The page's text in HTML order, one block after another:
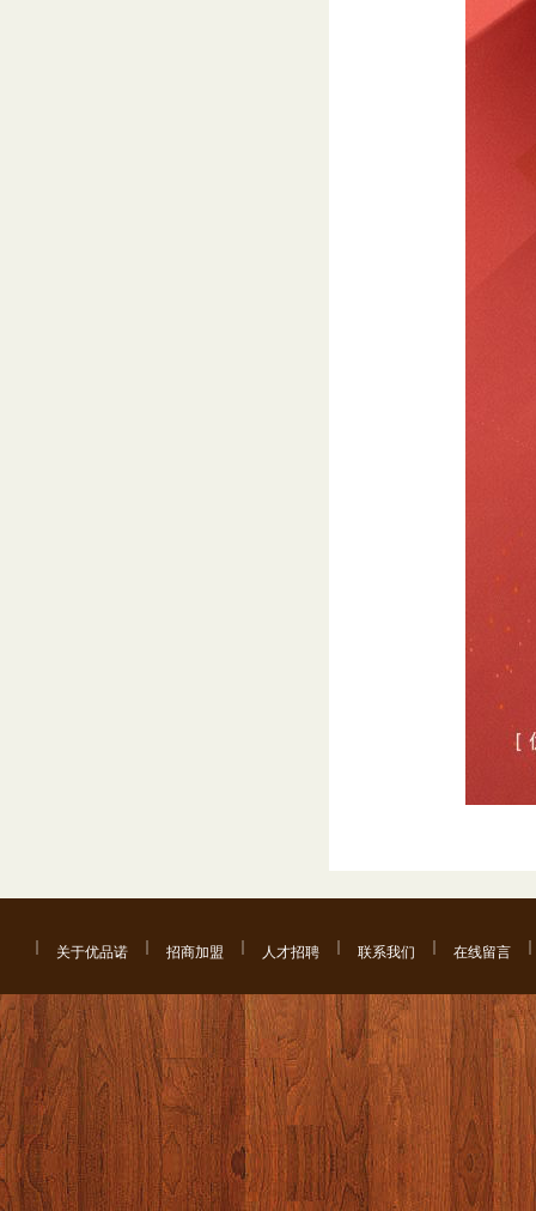
关于优品诺 招商加盟 人才招聘 联系我们 在线留言